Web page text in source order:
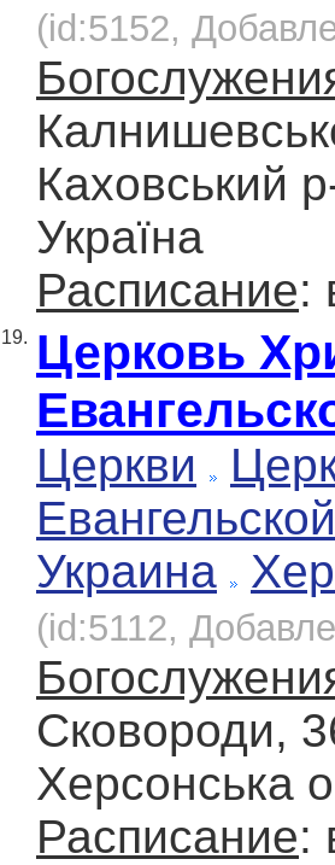
(id:5152,
Каховський
Україна
Расписание:
19. Церковь
Церкви
Евангельской
Украина
(id:5112,
Сковороди,
Херсонська
Расписание: